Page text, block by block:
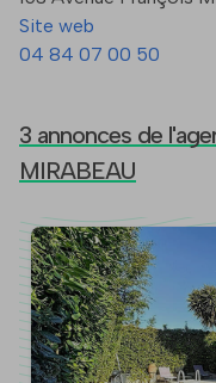
Site web
04 84 07 00 50
3 annonces de
MIRABEAU